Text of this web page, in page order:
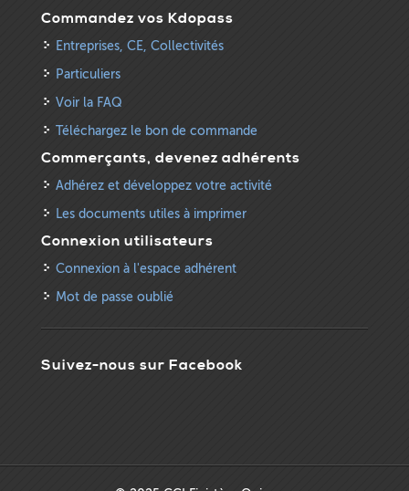
Commandez vos Kdopass
Entreprises, CE, Collectivités
Particuliers
Voir la FAQ
Téléchargez le bon de commande
Commerçants, devenez adhérents
Adhérez et développez votre activité
Les documents utiles à imprimer
Connexion utilisateurs
Connexion à l'espace adhérent
Mot de passe oublié
Suivez-nous sur Facebook